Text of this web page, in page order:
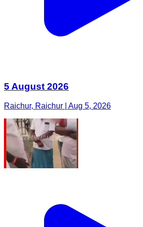
5 August 2026
Raichur, Raichur | Aug 5, 2026